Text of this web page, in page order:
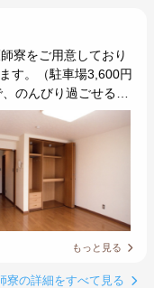
寮をご用意しており
す。（駐車場3,600円
のんびり過ごせる…
もっと見る
寮の詳細をすべて見る